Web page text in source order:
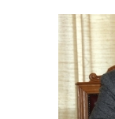
2012
2011
2010
2006